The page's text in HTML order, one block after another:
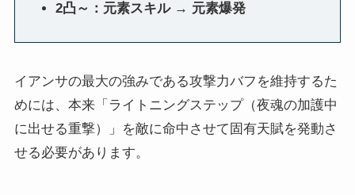
2凸～：元素スキル → 元素爆発
イアンサの最大の強みである攻撃力バフを維持するた
めには、本来「ライトニングステップ（夜魂の加護中
に出せる重撃）」を敵に命中させて固有天賦を発動さ
せる必要があります。